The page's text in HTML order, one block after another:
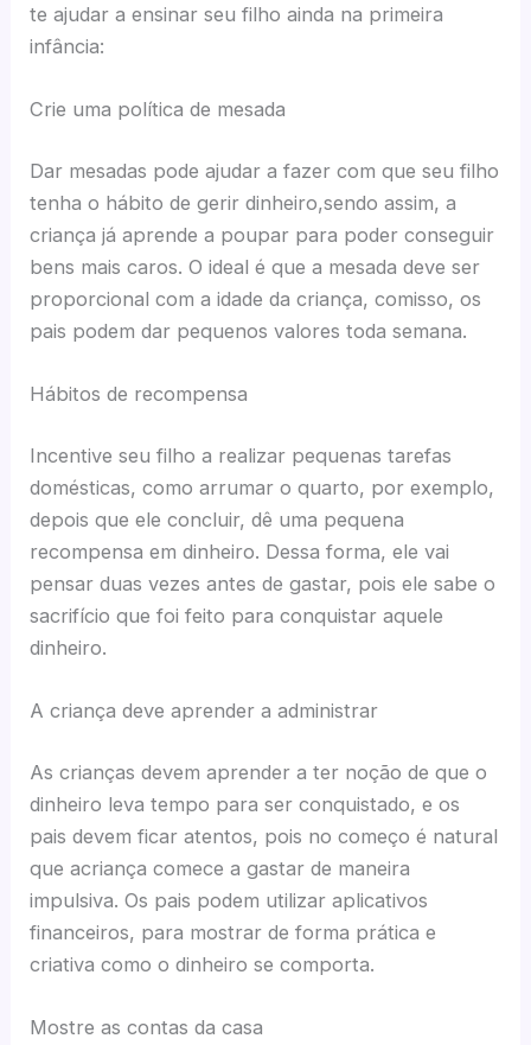
te ajudar a ensinar seu filho ainda na primeira
infância:
Crie uma política de mesada
Dar mesadas pode ajudar a fazer com que seu filho
tenha o hábito de gerir dinheiro,sendo assim, a
criança já aprende a poupar para poder conseguir
bens mais caros. O ideal é que a mesada deve ser
proporcional com a idade da criança, comisso, os
pais podem dar pequenos valores toda semana.
Hábitos de recompensa
Incentive seu filho a realizar pequenas tarefas
domésticas, como arrumar o quarto, por exemplo,
depois que ele concluir, dê uma pequena
recompensa em dinheiro. Dessa forma, ele vai
pensar duas vezes antes de gastar, pois ele sabe o
sacrifício que foi feito para conquistar aquele
dinheiro.
A criança deve aprender a administrar
As crianças devem aprender a ter noção de que o
dinheiro leva tempo para ser conquistado, e os
pais devem ficar atentos, pois no começo é natural
que acriança comece a gastar de maneira
impulsiva. Os pais podem utilizar aplicativos
financeiros, para mostrar de forma prática e
criativa como o dinheiro se comporta.
Mostre as contas da casa